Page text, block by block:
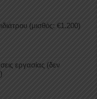
(μισθός: €1.200)
εργασίας (δεν